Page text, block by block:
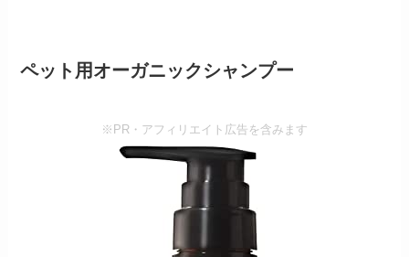
ペット用オーガニックシャンプー
※PR・アフィリエイト広告を含みます